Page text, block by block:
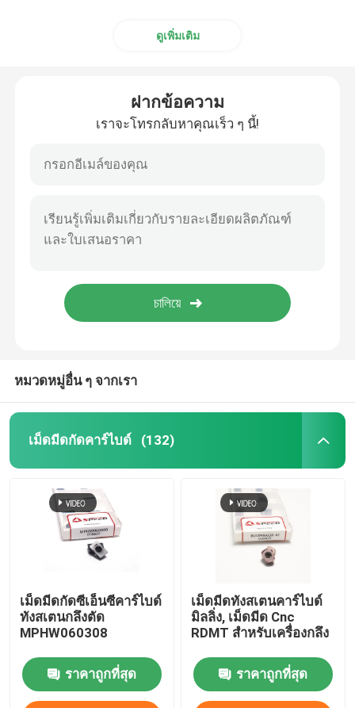
ดูเพิ่มเติม
ฝากข้อความ
เราจะโทรกลับหาคุณเร็ว ๆ นี้!
หมวดหมู่อื่น ๆ จากเรา
เม็ดมีดกัดคาร์ไบด์ (132)
เม็ดมีดกัดซีเอ็นซีคาร์ไบด์
ทังสเตนกลึงตัด
MPHW060308
ราคาถูกที่สุด
เม็ดมีดทังสเตนคาร์ไบด์
มิลลิ่ง, เม็ดมีด Cnc
RDMT สำหรับเครื่องกลึง
ราคาถูกที่สุด